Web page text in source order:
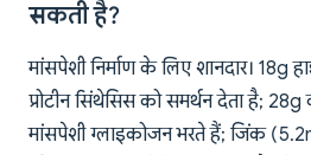
सकती है?
मांसपेशी निर्माण के लिए शानदार। 18g
प्रोटीन सिंथेसिस को समर्थन देता है; 28g
मांसपेशी ग्लाइकोजन भरते हैं; जिंक